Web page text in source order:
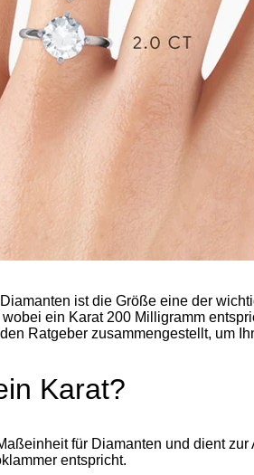
ist die Größe eine der
wobei ein Karat 200 Milligramm
Ratgeber zusammengestellt, um
Karat?
für Diamanten und dient
entspricht.